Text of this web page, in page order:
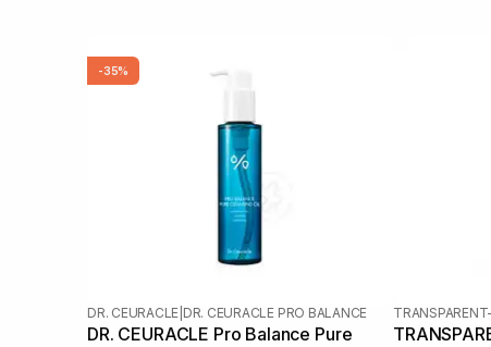
-35%
DR. CEURACLE DR. CEURACLE PRO BALANCE
DR. CEURACLE Pro Balance Pure